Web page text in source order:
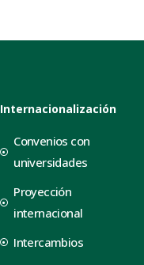
Internacionalización
Convenios con
universidades
Proyección
internacional
Intercambios